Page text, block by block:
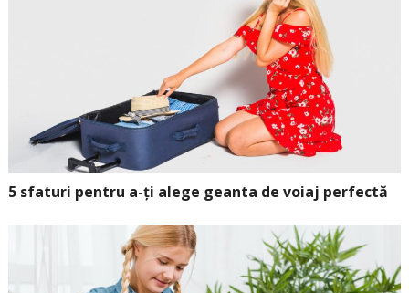
5 sfaturi pentru a-ți alege geanta de voiaj perfectă